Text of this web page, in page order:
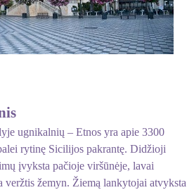
ugnikalnių – Etnos yra apie 3300
rytinę Sicilijos pakrantę. Didžioji
įvyksta pačioje viršūnėje, lavai
veržtis žemyn. Žiemą lankytojai atvyksta